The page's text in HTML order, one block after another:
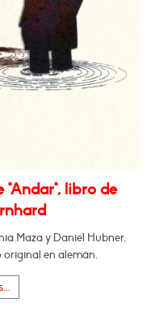
libro de
Maza y Daniel Hubner,
en alemán.